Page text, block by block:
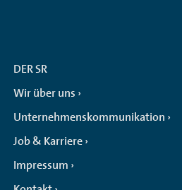
DER SR
Wir über uns
Unternehmenskommunikation
Job & Karriere
Impressum